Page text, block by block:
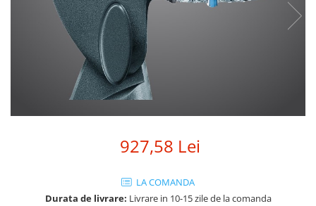
Accesorii Generale
Accesorii pentru boxe
Line Array Active
Cabluri si conectori
Moving head-uri – Spot
Proiectoare Lumini
927,58 Lei
LA COMANDA
Durata de livrare: Livrare in 10-15 zile de la comanda